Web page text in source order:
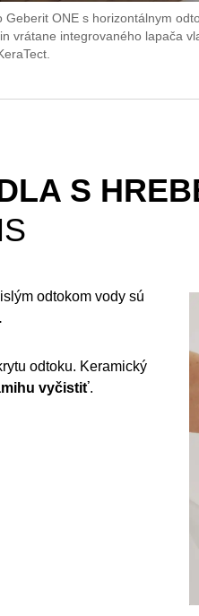
Geberit ONE s horizontálnym
vrátane integrovaného lapača
S
odtokom vody sú
odtoku. Keramický
vyčistiť.